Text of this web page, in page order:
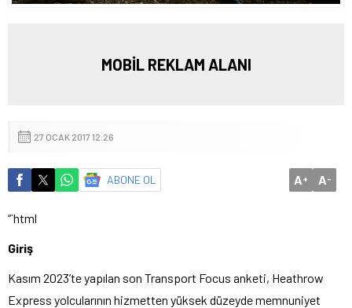
MOBİL REKLAM ALANI
27 OCAK 2017 12:26
ABONE OL A+ A-
“`html
Giriş
Kasım 2023’te yapılan son Transport Focus anketi, Heathrow
Express yolcularının hizmetten yüksek düzeyde memnuniyet